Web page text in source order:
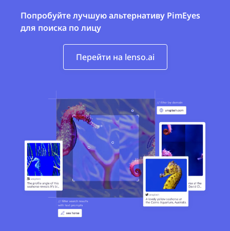
Попробуйте лучшую альтернативу PimEyes
для поиска по лицу
Перейти на lenso.ai